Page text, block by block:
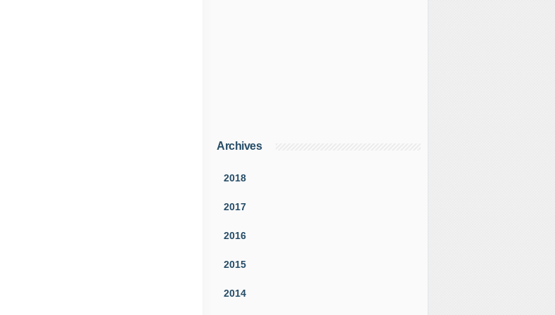
Archives
2018
2017
2016
2015
2014